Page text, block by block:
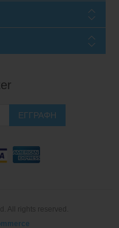
All rights reserved.